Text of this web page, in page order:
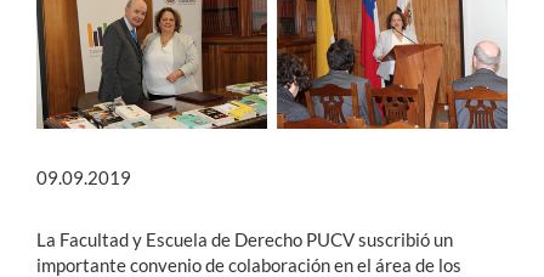
English
09.09.2019
La Facultad y Escuela de Derecho PUCV suscribió un
importante convenio de colaboración en el área de los